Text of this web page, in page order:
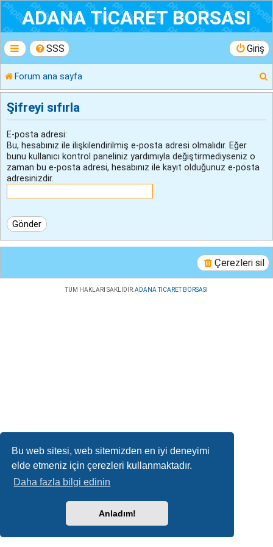
Bu web sitesi, web sitemizden en iyi deneyimi
elde etmeniz için çerezleri kullanmaktadır.
Daha fazla bilgi edinin
Anladım!
ADANA TİCARET BORSASI
SSS Giriş
Forum ana sayfa
r
Şifreyi sıfırla
E-posta adresi:
Bu, hesabınız ile ilişkilendirilmiş e-posta adresi olmalıdır. Eğer
bunu kullanıcı kontrol paneliniz yardımıyla değiştirmediyseniz o
zaman bu e-posta adresi, hesabınız ile kayıt olduğunuz e-posta
adresinizdir.
Çerezleri sil
TUM HAKLARI SAKLIDIR. ADANA TICARET BORSASI